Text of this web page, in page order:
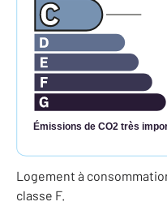
Émissions de CO2 très
Logement à
classe F.